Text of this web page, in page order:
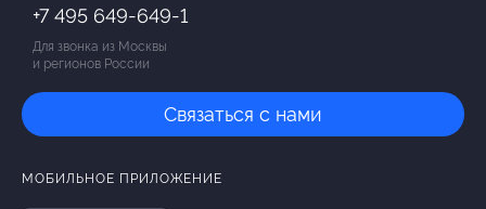
+7 495 649-649-1
Для звонка из Москвы
и регионов России
Связаться с нами
МОБИЛЬНОЕ ПРИЛОЖЕНИЕ